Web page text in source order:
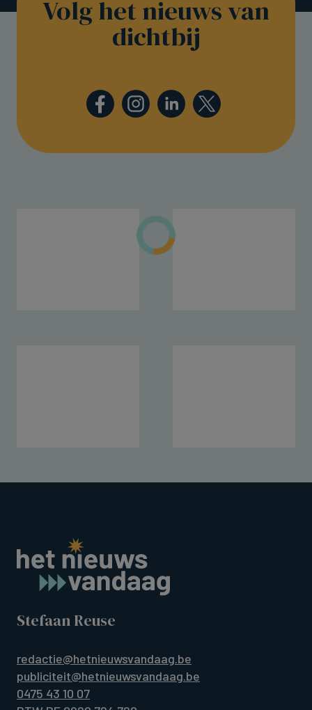
Volg het nieuws van
dichtbij
Stefaan Reuse
redactie@hetnieuwsvandaag.be
publiciteit@hetnieuwsvandaag.be
0475 43 10 07